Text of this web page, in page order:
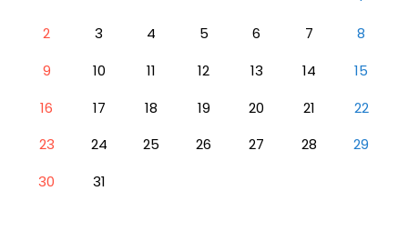
2
3 4 5 6 7
8
9
10 11 12 13 14
15
16
17 18 19 20 21
22
23
24 25 26 27 28
29
30
31